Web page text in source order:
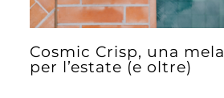
Cosmic Crisp, una mela
per l’estate (e oltre)